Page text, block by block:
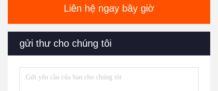
Liên hệ ngay bây giờ
gửi thư cho chúng tôi